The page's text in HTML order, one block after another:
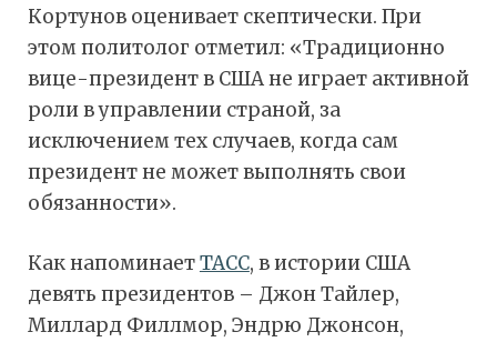
Кортунов оценивает скептически. При
этом политолог отметил: «Традиционно
вице-президент в США не играет активной
роли в управлении страной, за
исключением тех случаев, когда сам
президент не может выполнять свои
обязанности».
Как напоминаетТАСС, в истории США
девять президентов – Джон Тайлер,
Миллард Филлмор, Эндрю Джонсон,